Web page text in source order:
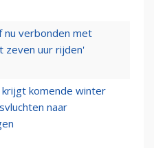
nu verbonden met
zeven uur rijden'
krijgt komende winter
naar